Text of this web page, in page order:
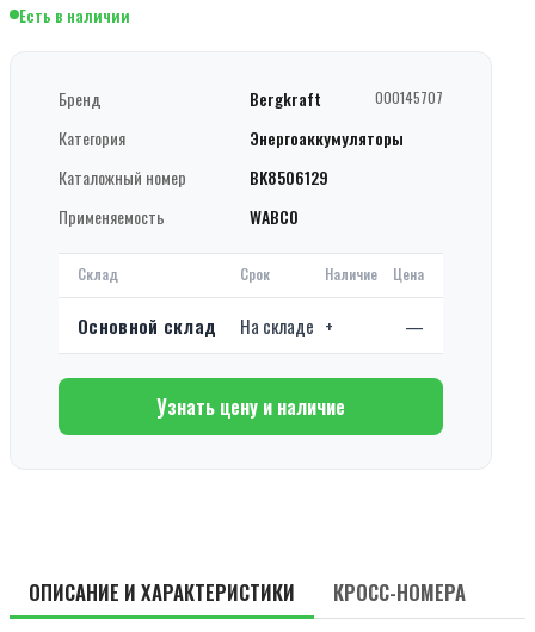
Есть в наличии
Бренд Bergkraft 000145707
Категория
Энергоаккумуляторы
Каталожный номер
BK8506129
Применяемость
WABCO
Склад Срок Наличие Цена
Основной склад На складе + —
Узнать цену и наличие
ОПИСАНИЕ И ХАРАКТЕРИСТИКИ КРОСС-НОМЕРА